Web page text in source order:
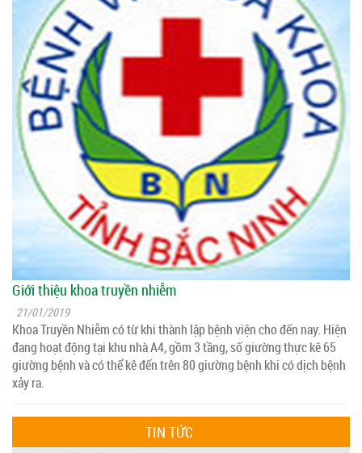
Giới thiệu khoa truyền nhiễm
21/01/2019
Khoa Truyền Nhiễm có từ khi thành lập bệnh viện cho đến nay. Hiện
đang hoạt động tại khu nhà A4, gồm 3 tầng, số giường thực kê 65
giường bệnh và có thể kê đến trên 80 giường bệnh khi có dịch bệnh
xảy ra.
TIN TỨC